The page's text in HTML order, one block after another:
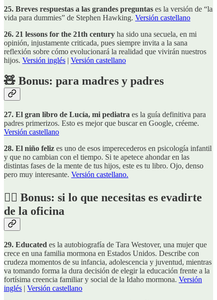
25. Breves respuestas a las grandes preguntas es la versión de “la
vida para dummies” de Stephen Hawking. Versión castellano
26. 21 lessons for the 21th century ha sido una secuela, en mi
opinión, injustamente criticada, pues siempre invita a la sana
reflexión sobre cómo evolucionará la realidad que vivirán nuestros
hijos. Versión inglés | Versión castellano
🧸 Bonus: para madres y padres
27. El gran libro de Lucía, mi pediatra es la guía definitiva para
padres primerizos. Esto es mejor que buscar en Google, créeme.
Versión castellano
28. El niño feliz es uno de esos imperecederos en psicología infantil
y que no cambian con el tiempo. Si te apetece ahondar en las
distintas fases de la mente de tus hijos, este es tu libro. Ojo, denso
pero muy interesante. Versión castellano.
😶‍🌫️ Bonus: si lo que necesitas es evadirte
de la oficina
29. Educated es la autobiografía de Tara Westover, una mujer que
crece en una familia mormona en Estados Unidos. Describe con
crudeza momentos de su infancia, adolescencia y juventud, mientras
va tomando forma la dura decisión de elegir la educación frente a la
fortísima creencia familiar y social de la Idaho mormona. Versión
inglés | Versión castellano